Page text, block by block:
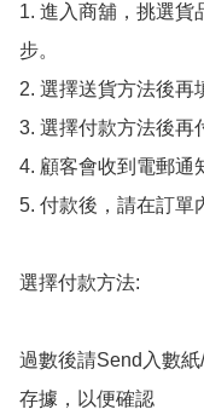
1. 進入商舖，挑選貨
步。
2. 選擇送貨方法後再
3. 選擇付款方法後再
4. 顧客會收到電郵通
5. 付款後，請在訂單
選擇付款方法:
過數後請Send入數
存據，以便確認